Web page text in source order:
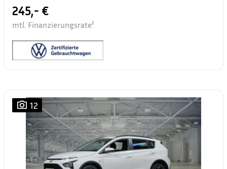
245,- €
mtl. Finanzierungsrate²
12